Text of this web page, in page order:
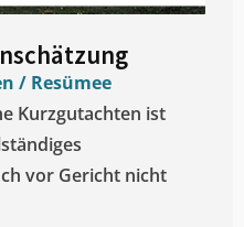
/ Resümee
Kurzgutachten ist
vor Gericht nicht